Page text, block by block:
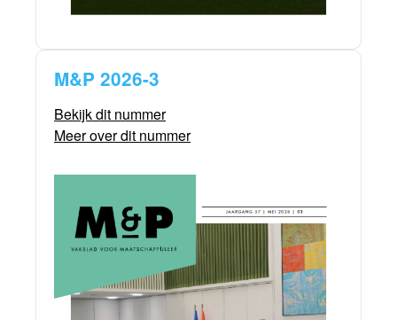
M&P 2026-3
Bekijk dit nummer
Meer over dit nummer